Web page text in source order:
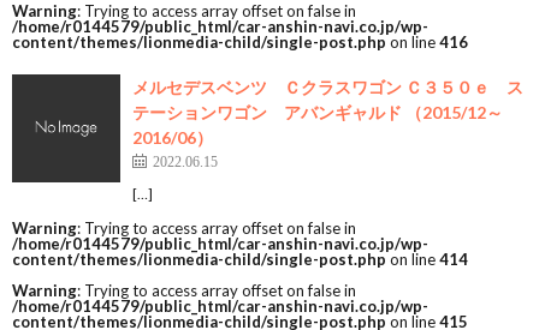
Warning: Trying to access array offset on false in
/home/r0144579/public_html/car-anshin-navi.co.jp/wp-
content/themes/lionmedia-child/single-post.php on line416
メルセデスベンツ Ｃクラスワゴン Ｃ３５０ｅ ス
テーションワゴン アバンギャルド （2015/12～
2016/06）
2022.06.15
[…]
Warning: Trying to access array offset on false in
/home/r0144579/public_html/car-anshin-navi.co.jp/wp-
content/themes/lionmedia-child/single-post.php on line414
Warning: Trying to access array offset on false in
/home/r0144579/public_html/car-anshin-navi.co.jp/wp-
content/themes/lionmedia-child/single-post.php on line415